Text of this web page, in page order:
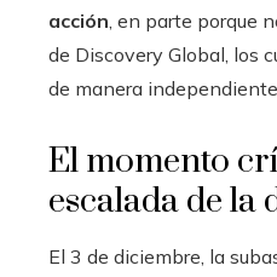
acción, en parte porque
de Discovery Global, los
de manera
El momento
escalada de la
El 3 de diciembre, la